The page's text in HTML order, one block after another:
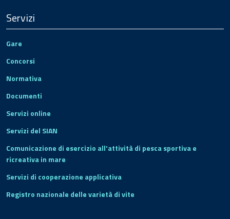
Servizi
Gare
Concorsi
Normativa
Documenti
Servizi online
Servizi del SIAN
Comunicazione di esercizio all'attività di pesca sportiva e
ricreativa in mare
Servizi di cooperazione applicativa
Registro nazionale delle varietà di vite